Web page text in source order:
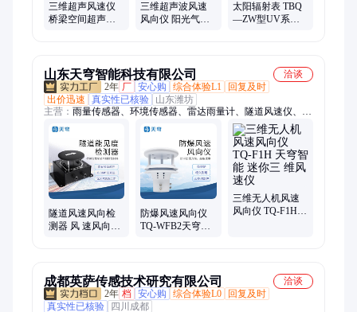
三维超声风速仪
桥梁空间超声风
三维超声波风速
风向仪 阳光气象
太阳辐射表 TBQ
—ZW型UV系列
山东天穹智能科技有限公司
洽谈
2年 厂 安心购 综合体验L1
回复及时
出价迅速
真实性已核验
山东潍坊
主营： 雨量传感器、环境传感器、雷达雨量计、隧道风速仪、环
境监测仪、微气象传感器、六要素传感器、十二要素传感器、五
要素微气象仪、负氧离子传感器、气象仪、气象站、监测设备
隧道风速风向检
测器 风 速风向仪
防爆风速风向仪
TQ-WFB2天穹智
三维无人机风速
风向仪 TQ-F1H
成都英萨传感技术研究有限公司
洽谈
2年 档 安心购 综合体验L0
回复及时
真实性已核验
四川成都